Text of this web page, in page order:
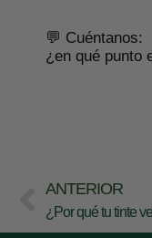
💬 Cuéntanos:
¿en qué punto
ANTERIOR